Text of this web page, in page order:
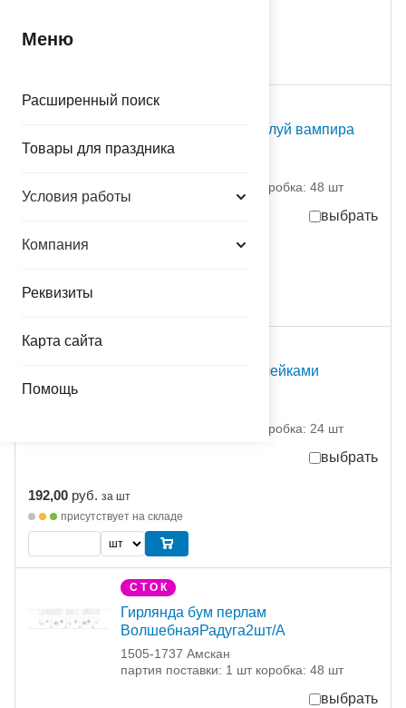
Меню
Расширенный поиск
Товары для праздника
Условия работы
Компания
Реквизиты
Карта сайта
Помощь
присутствует на складе
С Т О К
Баннер пл HWN Поцелуй вампира
блеск/A
партия поставки: 1 шт коробка: 48 шт
выбрать
225,00руб.
Баннер п/э Nerf с наклейками
партия поставки: 1 шт коробка: 24 шт
выбрать
192,00 руб. за шт
присутствует на складе
С Т О К
Гирлянда бум перлам
ВолшебнаяРадуга2шт/А
1505-1737 Амскан
партия поставки: 1 шт коробка: 48 шт
выбрать